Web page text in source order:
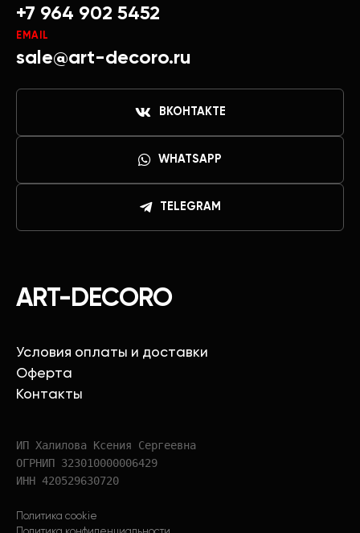
ART-DECORO
Условия оплаты и доставки
Оферта
Контакты
ИП Халилова Ксения Сергеевна
ОГРНИП 323010000006429
ИНН 420529630720
Политика cookie
+7 964 902 5452
EMAIL
sale@art-decoro.ru
ВКОНТАКТЕ
WHATSAPP
TELEGRAM